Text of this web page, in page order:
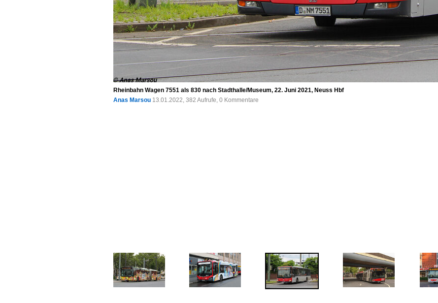
Rheinbahn Wagen 7551 als 830 nach Stadthalle/Museum, 22. Juni 2021, Neuss Hbf
Anas Marsou 13.01.2022, 382 Aufrufe, 0 Kommentare